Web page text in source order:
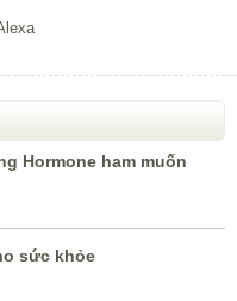
Hormone ham muốn
sức khỏe